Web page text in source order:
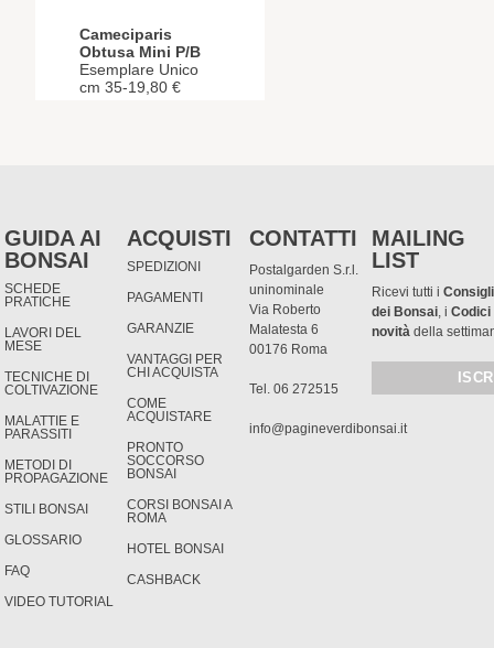
Cameciparis
Obtusa Mini P/B
Esemplare Unico
cm 35-19,80 €
GUIDA AI
BONSAI
SCHEDE
PRATICHE
LAVORI DEL
MESE
TECNICHE DI
COLTIVAZIONE
MALATTIE E
PARASSITI
METODI DI
PROPAGAZIONE
STILI BONSAI
GLOSSARIO
FAQ
VIDEO TUTORIAL
ACQUISTI
SPEDIZIONI
PAGAMENTI
GARANZIE
VANTAGGI PER
CHI ACQUISTA
COME
ACQUISTARE
PRONTO
SOCCORSO
BONSAI
CORSI BONSAI A
ROMA
HOTEL BONSAI
CASHBACK
CONTATTI
Postalgarden S.r.l.
uninominale
Via Roberto
Malatesta 6
00176 Roma
Tel. 06 272515
info@pagineverdibonsai.it
MAILING
LIST
Ricevi tutti i
dei Bonsai , iCodici
novità della